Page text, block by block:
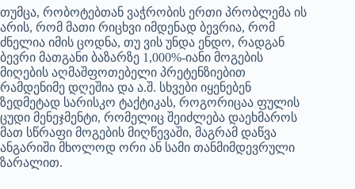
თუმცა, რობოტებთან ვაჭრობის ერთი პრობლემა ის
არის, რომ მათი რიცხვი იმდენად ბევრია, რომ
ძნელია იმის ცოდნა, თუ ვის უნდა ენდო, რადგან
ბევრი მათგანი ბაზარზე 1,000%-იანი მოგების
მიღების აღმაშფოთებელი პრეტენზიებით
რამდენიმე დღეშია და ა.შ. სხვები იყენებენ
ზედმეტად სარისკო ტაქტიკას, როგორიცაა ფულის
ცუდი მენეჯმენტი, რომელიც შეიძლება დაეხმაროს
მათ სწრაფი მოგების მიღწევაში, მაგრამ დაწვა
ანგარიში მხოლოდ ორი ან სამი თანმიმდევრული
ზარალით.